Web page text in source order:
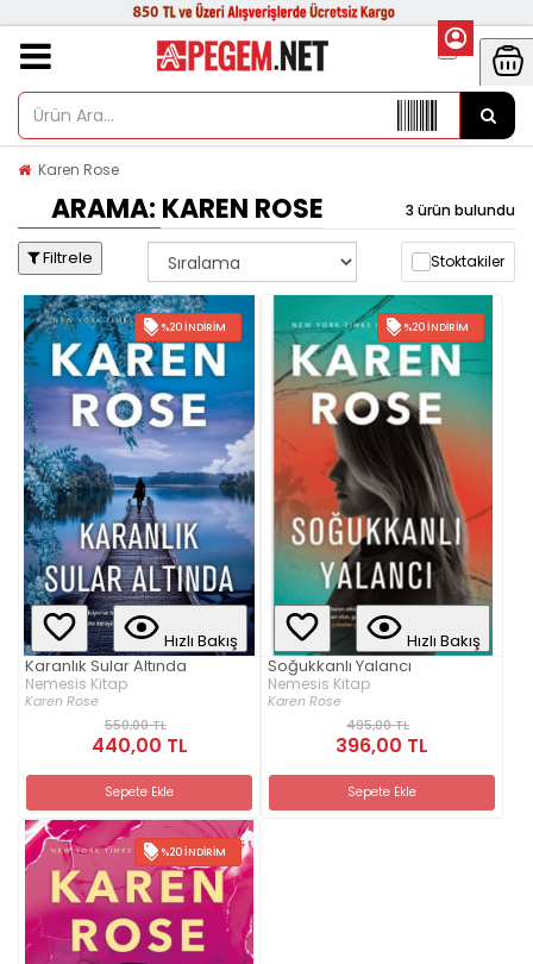
Karen Rose
ARAMA: KAREN ROSE 3 ürün bulundu
Filtrele Stoktakiler
%20 İNDIRIM
Hızlı Bakış
Karanlık Sular Altında
Nemesis Kitap
Karen Rose
550,00 TL
440,00 TL
Sepete Ekle
%20 İNDIRIM
Hızlı Bakış
Soğukkanlı Yalancı
Nemesis Kitap
Karen Rose
495,00 TL
396,00 TL
Sepete Ekle
%20 İNDIRIM